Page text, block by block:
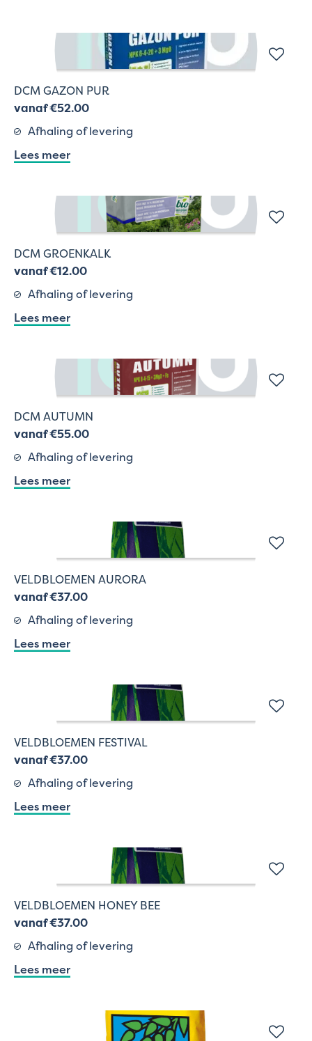
DCM GAZON PUR
vanaf €52.00
Afhaling of levering
Lees meer
DCM GROENKALK
vanaf €12.00
Afhaling of levering
Lees meer
DCM AUTUMN
vanaf €55.00
Afhaling of levering
Lees meer
VELDBLOEMEN AURORA
vanaf €37.00
Afhaling of levering
Lees meer
VELDBLOEMEN FESTIVAL
vanaf €37.00
Afhaling of levering
Lees meer
VELDBLOEMEN HONEY BEE
vanaf €37.00
Afhaling of levering
Lees meer